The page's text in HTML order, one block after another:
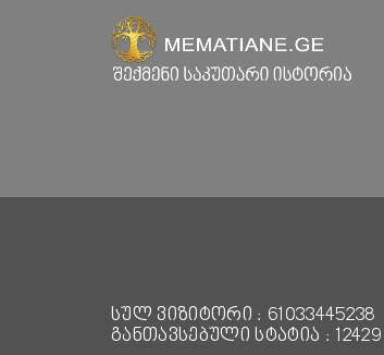
სულ ვიზიტორი : 61033445238
განთავსებული სტატია : 12429